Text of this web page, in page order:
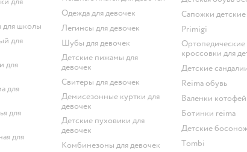
для школы
Одежда для девочек
Легинсы для девочек
Шубы для девочек
Детские пижамы для
девочек
Свитеры для девочек
Демисезонные куртки для
девочек
Детские пуховики для
девочек
Комбинезоны для девочек
Сапожки
Primigi
Ортопедические
кроссовки для
Детские
Reima обувь
Валенки котофей
Ботинки reima
Детские
Tombi